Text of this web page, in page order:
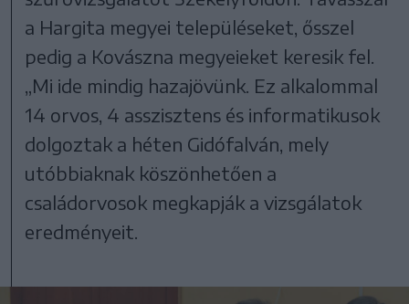
a Hargita megyei településeket, ősszel
pedig a Kovászna megyeieket keresik fel.
„Mi ide mindig hazajövünk. Ez alkalommal
14 orvos, 4 asszisztens és informatikusok
dolgoztak a héten Gidófalván, mely
utóbbiaknak köszönhetően a
családorvosok megkapják a vizsgálatok
eredményeit.